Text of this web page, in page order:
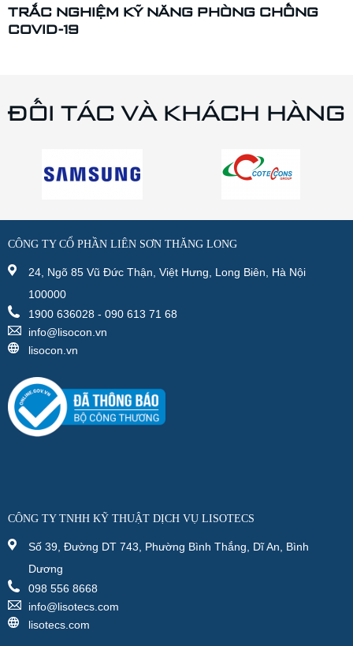
TRẮC NGHIỆM KỸ NĂNG PHÒNG CHỐNG
COVID-19
ĐỐI TÁC VÀ KHÁCH HÀNG
CÔNG TY CỔ PHẦN LIÊN SƠN THĂNG LONG
24, Ngõ 85 Vũ Đức Thận, Việt Hưng, Long Biên, Hà Nội
100000
1900 636028 - 090 613 71 68
info@lisocon.vn
lisocon.vn
CÔNG TY TNHH KỸ THUẬT DỊCH VỤ LISOTECS
Số 39, Đường DT 743, Phường Bình Thắng, Dĩ An, Bình
Dương
098 556 8668
info@lisotecs.com
lisotecs.com